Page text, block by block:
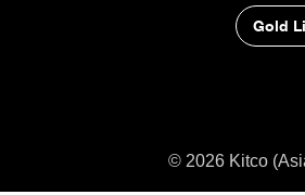
Gold
© 2026 Kitco